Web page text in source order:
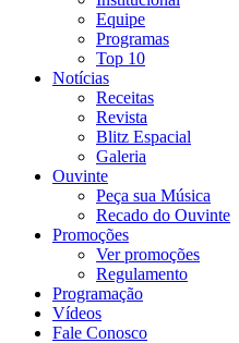
Equipe
Programas
Top 10
Notícias
Receitas
Revista
Blitz Espacial
Galeria
Ouvinte
Peça sua Música
Recado do Ouvinte
Promoções
Ver promoções
Regulamento
Programação
Vídeos
Fale Conosco